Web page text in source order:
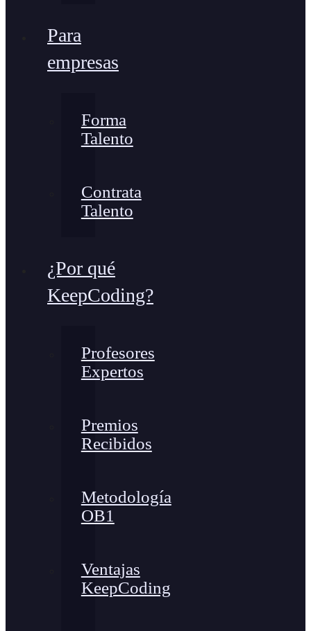
Para
empresas
Forma
Talento
Contrata
Talento
¿Por qué
KeepCoding?
Profesores
Expertos
Premios
Recibidos
Metodología
OB1
Ventajas
KeepCoding